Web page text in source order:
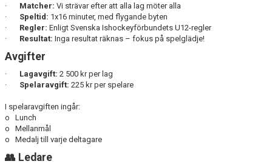
· Matcher: Vi strävar efter att alla lag möter alla
· Speltid: 1x16 minuter, med flygande byten
· Regler: Enligt Svenska Ishockeyförbundets U12-regler
· Resultat: Inga resultat räknas – fokus på spelglädje!
Avgifter
· Lagavgift: 2 500 kr per lag
· Spelaravgift: 225 kr per spelare
I spelaravgiften ingår:
o Lunch
o Mellanmål
o Medalj till varje deltagare
👥 Ledare